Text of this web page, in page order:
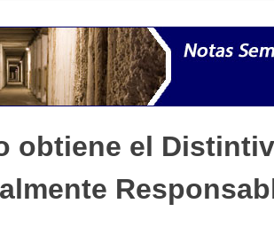
obtiene el